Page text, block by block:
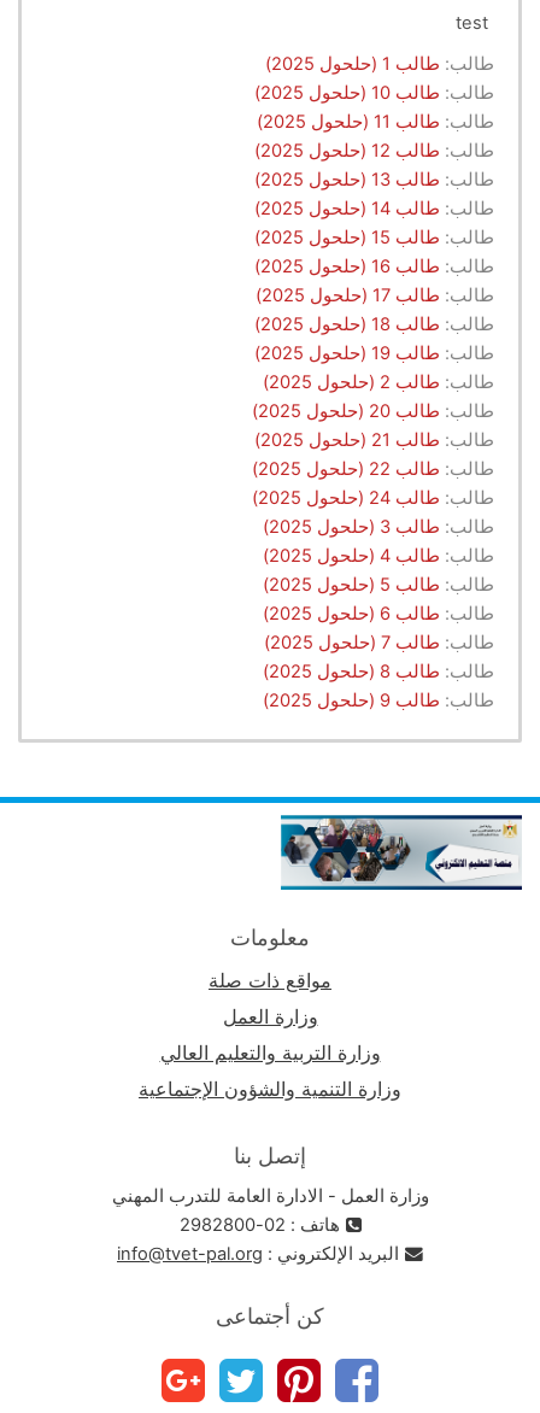
test
طالب: طالب 1 (حلحول 2025)
طالب: طالب 10 (حلحول 2025)
طالب: طالب 11 (حلحول 2025)
طالب: طالب 12 (حلحول 2025)
طالب: طالب 13 (حلحول 2025)
طالب: طالب 14 (حلحول 2025)
طالب: طالب 15 (حلحول 2025)
طالب: طالب 16 (حلحول 2025)
طالب: طالب 17 (حلحول 2025)
طالب: طالب 18 (حلحول 2025)
طالب: طالب 19 (حلحول 2025)
طالب: طالب 2 (حلحول 2025)
طالب: طالب 20 (حلحول 2025)
طالب: طالب 21 (حلحول 2025)
طالب: طالب 22 (حلحول 2025)
طالب: طالب 24 (حلحول 2025)
طالب: طالب 3 (حلحول 2025)
طالب: طالب 4 (حلحول 2025)
طالب: طالب 5 (حلحول 2025)
طالب: طالب 6 (حلحول 2025)
طالب: طالب 7 (حلحول 2025)
طالب: طالب 8 (حلحول 2025)
طالب: طالب 9 (حلحول 2025)
معلومات
مواقع ذات صلة
وزارة العمل
وزارة التربية والتعليم العالي
وزارة التنمية والشؤون الإجتماعية
إتصل بنا
وزارة العمل - الادارة العامة للتدرب المهني
هاتف : 02-2982800
البريد الإلكتروني : info@tvet-pal.org
كن أجتماعى